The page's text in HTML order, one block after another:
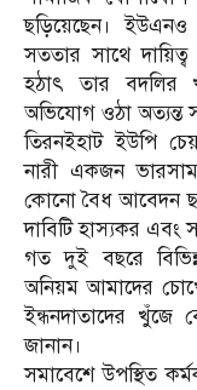
ছড়িয়েছেন।
সততার সাথে
হঠাৎ তার বদলির
অভিযোগ ওঠা অত্যন্ত
তিরনইহাট ইউপি
নারী একজন
কোনো বৈধ আবেদন
দাবিটি হাস্যকর এবং
গত দুই বছরে
অনিয়ম আমাদের
ইন্ধনদাতাদের
জানান।
সমাবেশে উপস্থিত